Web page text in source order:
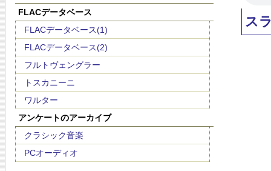
FLACデータベース
FLACデータベース(1)
FLACデータベース(2)
フルトヴェングラー
トスカニーニ
ワルター
アンケートのアーカイブ
クラシック音楽
PCオーディオ
ス